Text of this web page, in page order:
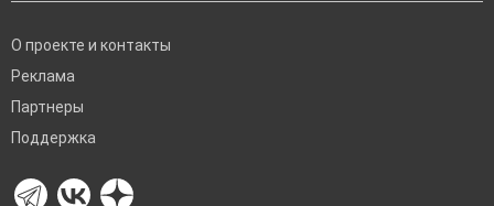
О проекте и контакты
Реклама
Партнеры
Поддержка